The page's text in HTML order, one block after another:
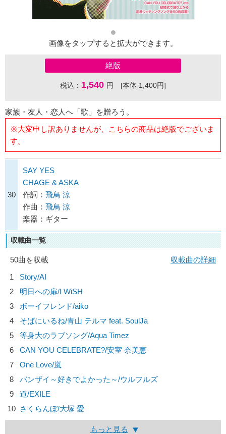
画像をタップすると拡大ができます。
絶版
税込： 1,540 円 [本体 1,400円]
家族・友人・恋人へ「歌」を贈ろう。
※大変申し訳ありませんが、こちらの商品は絶版でございま
す。
30
SAY YES
CHAGE & ASKA
作詞： 飛鳥 涼
作曲： 飛鳥 涼
楽器：ギター
収載曲一覧
50曲を収載
収載曲の詳細
1
Story/AI
2
明日への扉/I WiSH
3
ボーイフレンド/aiko
4
そばにいるね/青山 テルマ feat. SoulJa
5
等身大のラブソング/Aqua Timez
6
CAN YOU CELEBRATE?/安室 奈美恵
7
One Love/嵐
8
バンザイ～好きでよかった～/ウルフルズ
9
道/EXILE
10 さくらんぼ/大塚 愛
もっと見る